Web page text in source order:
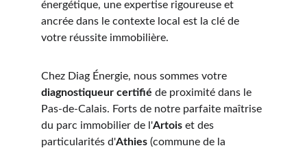
énergétique, une expertise rigoureuse et
ancrée dans le contexte local est la clé de
votre réussite immobilière.
Chez Diag Énergie, nous sommes votre
diagnostiqueur certifié de proximité dans le
Pas-de-Calais. Forts de notre parfaite maîtrise
du parc immobilier de l'Artois et des
particularités d'Athies (commune de la